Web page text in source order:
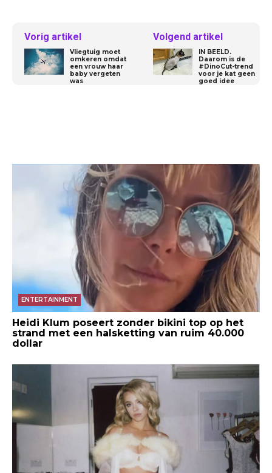
Vorig artikel
Vliegtuig moet
omkeren omdat
een vrouw haar
baby vergeten
was
Volgend artikel
IN BEELD.
Daarom is de
#DinoCut-trend
voor je kat geen
goed idee
ENTERTAINMENT
Heidi Klum poseert zonder bikini top op het
strand met een halsketting van ruim 40.000
dollar